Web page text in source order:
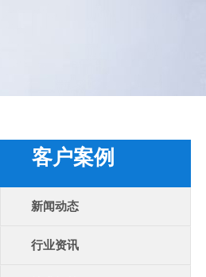
客户案例
新闻动态
行业资讯